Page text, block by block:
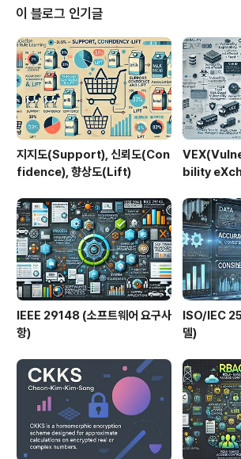
을 의미하며, 일반적으로 다음과 같은 공식으로 계산된다.
ROI (%) = (순이익 / 투자 비용) × 100이는 투자 효율성
을 판단하는 가장 직관적인 지표이다.2. 특징구분설명비
교/차별점정량적 지표수익률을 숫자로 표현정성적 평가 대
비 객관성 높음단순성계산 방식 간단복잡한 재무 모델 대
비 ..
이 블로그 인기글
지지도(Support), 신뢰도(Con
fidence), 향상도(Lift)
bility
IEEE 29148 (소프트웨어 요구사
항)
ISO/IEC
델)